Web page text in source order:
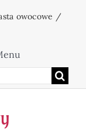
owocowe /